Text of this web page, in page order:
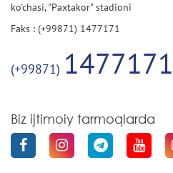
ko'chasi, "Paxtakor" stadioni
Faks : (+99871) 1477171
(+99871) 1477171
Biz ijtimoiy tarmoqlarda